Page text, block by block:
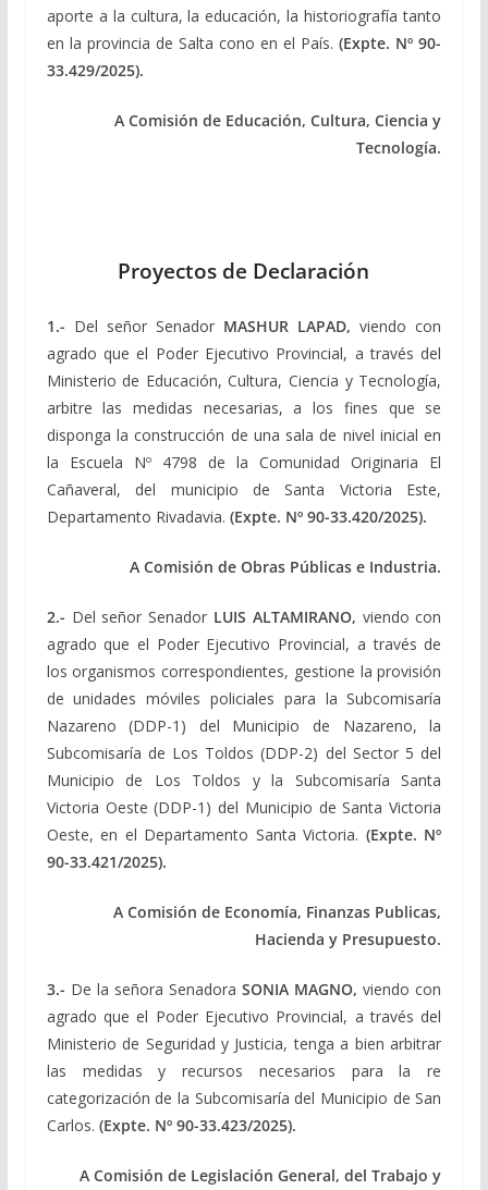
aporte a la cultura, la educación, la historiografía tanto
en la provincia de Salta cono en el País.(Expte. Nº 90-
33.429/2025).
A Comisión de Educación, Cultura, Ciencia y
Tecnología.
Proyectos de Declaración
1.- Del señor SenadorMASHUR LAPAD,viendo con
agrado que el Poder Ejecutivo Provincial, a través del
Ministerio de Educación, Cultura, Ciencia y Tecnología,
arbitre las medidas necesarias, a los fines que se
disponga la construcción de una sala de nivel inicial en
la Escuela Nº 4798 de la Comunidad Originaria El
Cañaveral, del municipio de Santa Victoria Este,
Departamento Rivadavia. (Expte. Nº 90-33.420/2025).
A Comisión de Obras Públicas e Industria.
2.- Del señor Senador LUIS ALTAMIRANO, viendo con
agrado que el Poder Ejecutivo Provincial, a través de
los organismos correspondientes, gestione la provisión
de unidades móviles policiales para la Subcomisaría
Nazareno (DDP-1) del Municipio de Nazareno, la
Subcomisaría de Los Toldos (DDP-2) del Sector 5 del
Municipio de Los Toldos y la Subcomisaría Santa
Victoria Oeste (DDP-1) del Municipio de Santa Victoria
Oeste, en el Departamento Santa Victoria. (Expte. Nº
90-33.421/2025).
A Comisión de Economía, Finanzas Publicas,
Hacienda y Presupuesto.
3.- De la señora Senadora SONIA MAGNO,viendo con
agrado que el Poder Ejecutivo Provincial, a través del
Ministerio de Seguridad y Justicia, tenga a bien arbitrar
las medidas y recursos necesarios para la re
categorización de la Subcomisaría del Municipio de San
Carlos. (Expte. Nº 90-33.423/2025).
A Comisión de Legislación General, del Trabajo y